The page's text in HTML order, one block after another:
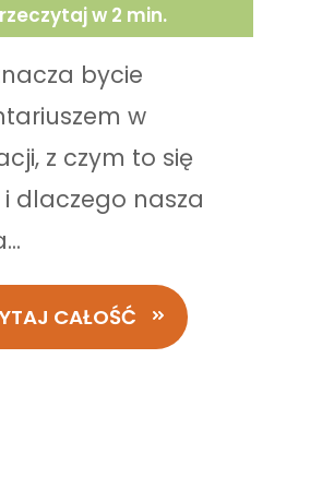
w 2 min.
bycie
w
z czym to się
i dlaczego nasza
CAŁOŚĆ